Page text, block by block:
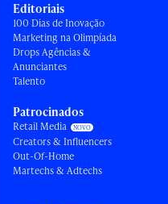
Editoriais
100 Dias de Inovação
Marketing na Olimpíada
Drops Agências &
Anunciantes
Talento
Patrocinados
Retail Media
Creators & Influencers
Out-Of-Home
Martechs & Adtechs